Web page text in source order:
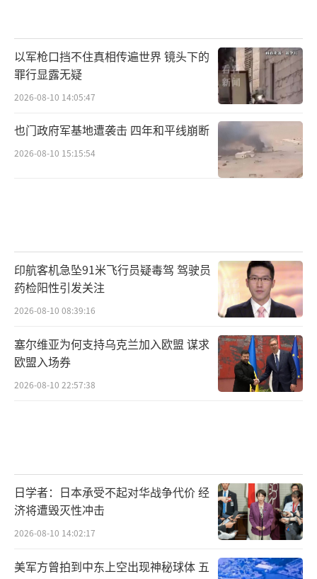
以军枪口挡不住真相传遍世界 镜头下的
罪行显露无疑
2026-08-10 14:05:47
也门政府军基地遭袭击 四年和平线崩断
2026-08-10 15:15:54
印航客机急坠91米飞行员疑毒驾 驾驶员
药检阳性引发关注
2026-08-10 08:39:16
塞尔维亚为何支持乌克兰加入欧盟 谋求
欧盟入场券
2026-08-10 22:57:38
日学者：日本承受不起对华战争代价 经
济将遭毁灭性冲击
2026-08-10 14:02:17
美军方曾拍到中东上空出现神秘球体 五